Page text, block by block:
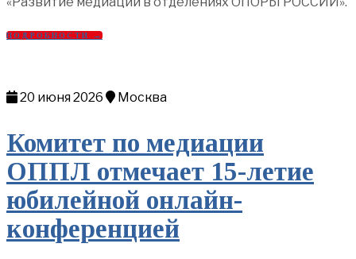
ПОДРОБНОСТИ →
20 июня 2026 Москва
Комитет по медиации
ОППЛ отмечает 15-летие
юбилейной онлайн-
конференцией